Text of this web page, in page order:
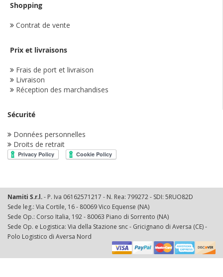
Shopping
Contrat de vente
Prix et livraisons
Frais de port et livraison
Livraison
Réception des marchandises
Sécurité
Données personnelles
Droits de retrait
Namiti S.r.l.- P. Iva 06162571217 - N. Rea: 799272 - SDI: 5RUO82D
Sede leg.: Via Cortile, 16 - 80069 Vico Equense (NA)
Sede Op.: Corso Italia, 192 - 80063 Piano di Sorrento (NA)
Sede Op. e Logistica: Via della Stazione snc - Gricignano di Aversa (CE) -
Polo Logistico di Aversa Nord